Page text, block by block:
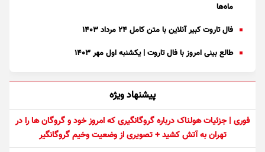
ماه‌ها
فال تاروت کبیر آنلاین با متن کامل ۲۴ مرداد ۱۴۰۳
طالع بینی امروز با فال تاروت | یکشنبه اول مهر ۱۴۰۳
پیشنهاد ویژه
فوری | جزئیات هولناک درباره گروگانگیری که امروز خود و گروگان ها را در
تهران به آتش کشید + تصویری از وضعیت وخیم گروگانگیر